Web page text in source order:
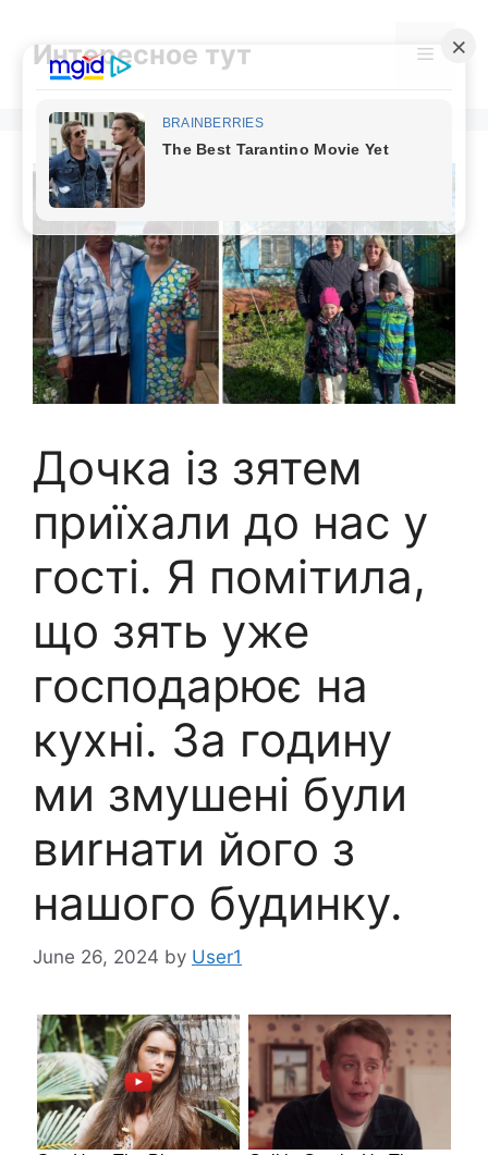
contentИнтересное тут Menu
Дочка із зятем
приїхали до нас у
гості. Я помітила,
що зять уже
господарює на
кухні. За годину
ми змушені були
виrнати його з
нашого будинку.
June 26, 2024 by User1